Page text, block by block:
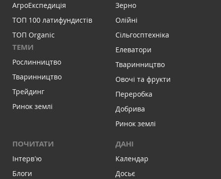
АгроЕкспедиція
ТОП 100 латифундистів
ТОП Organic
ТЕМИ
Рослинництво
Тваринництво
Трейдинг
Ринок землі
Зерно
Олійні
Сільгосптехніка
Елеватори
Тваринництво
Овочі та фрукти
Переробка
Добрива
Ринок землі
ПОЧИТАТИ
Інтервʼю
Блоги
ДАНІ
Календар
Досьє